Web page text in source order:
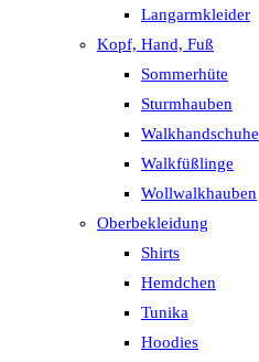
Langarmkleider
Kopf, Hand, Fuß
Sommerhüte
Sturmhauben
Walkhandschuhe
Walkfüßlinge
Wollwalkhauben
Oberbekleidung
Shirts
Hemdchen
Tunika
Hoodies